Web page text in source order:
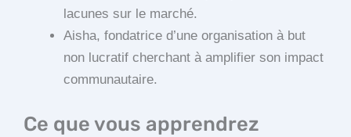
lacunes sur le marché.
Aisha, fondatrice d’une organisation à but
non lucratif cherchant à amplifier son impact
communautaire.
Ce que vous apprendrez